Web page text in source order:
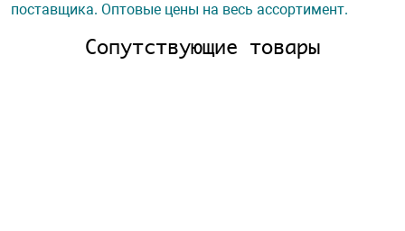
поставщика. Оптовые цены на весь ассортимент.
Сопутствующие товары